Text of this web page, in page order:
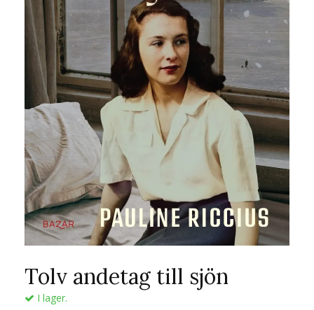
Tolv andetag till sjön
I lager.